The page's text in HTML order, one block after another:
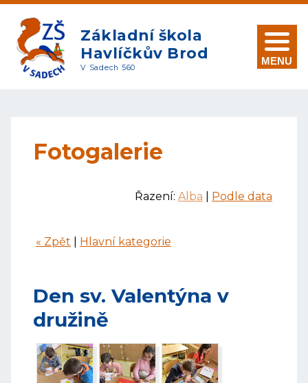
Základní škola
Havlíčkův Brod
V Sadech 560
MENU
Fotogalerie
Řazení: Alba Podle data
« Zpět Hlavní kategorie
Den sv. Valentýna v
družině